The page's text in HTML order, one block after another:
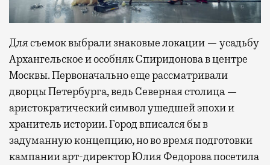
Для съемок выбрали знаковые локации — усадьбу
Архангельское и особняк Спиридонова в центре
Москвы. Первоначально еще рассматривали
дворцы Петербурга, ведь Северная столица —
аристократический символ ушедшей эпохи и
хранитель истории. Город вписался бы в
задуманную концепцию, но во время подготовки
кампании арт-директор Юлия Федорова посетила